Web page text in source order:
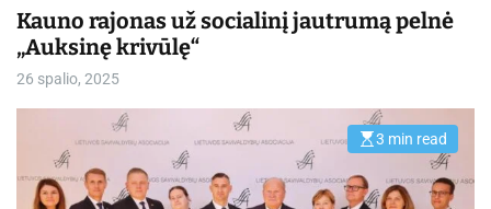
Kauno rajonas už socialinį jautrumą pelnė
„Auksinę krivūlę“
26 spalio, 2025
E
t
i
3 min read